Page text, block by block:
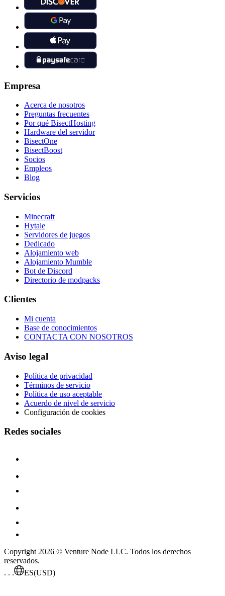
Empresa
Acerca de nosotros
Preguntas frecuentes
Por qué BisectHosting
Hardware del servidor
BisectOne
BisectBoost
Socios
Empleos
Blog
Servicios
Minecraft
Hytale
Servidores de juegos
Dedicado
Alojamiento web
Alojamiento Mumble
Bot de Discord
Directorio de modpacks
Clientes
Mi cuenta
Base de conocimientos
CONTACTA CON NOSOTROS
Aviso legal
Política de privacidad
Términos de servicio
Política de uso aceptable
Acuerdo de nivel de servicio
Configuración de cookies
Redes sociales
Copyright 2026 © Venture Node LLC. Todos los derechos
reservados.
. . .
ES(USD)